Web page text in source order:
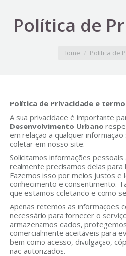
Política de
Home Política de
Política de Privacidade e
A sua privacidade é importante
Desenvolvimento Urbano
em relação a qualquer
coletar em nosso site.
Solicitamos informações pessoais
realmente precisamos delas para
Fazemos isso por meios justos e
conhecimento e consentimento.
que estamos coletando e como
Apenas retemos as informações
necessário para fornecer o
armazenamos dados,
comercialmente aceitáveis para
bem como acesso, divulgação,
não autorizados.